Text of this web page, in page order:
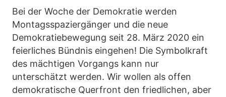
Bei der Woche der Demokratie werden
Montagsspaziergänger und die neue
Demokratiebewegung seit 28. März 2020 ein
feierliches Bündnis eingehen! Die Symbolkraft
des mächtigen Vorgangs kann nur
unterschätzt werden. Wir wollen als offen
demokratische Querfront den friedlichen, aber